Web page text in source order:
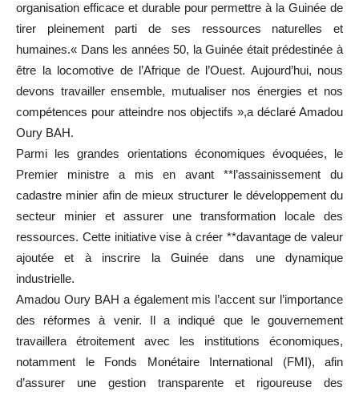
organisation efficace et durable pour permettre à la Guinée de
tirer pleinement parti de ses ressources naturelles et
humaines.« Dans les années 50, la Guinée était prédestinée à
être la locomotive de l’Afrique de l’Ouest. Aujourd’hui, nous
devons travailler ensemble, mutualiser nos énergies et nos
compétences pour atteindre nos objectifs »,a déclaré Amadou
Oury BAH.
Parmi les grandes orientations économiques évoquées, le
Premier ministre a mis en avant **l’assainissement du
cadastre minier afin de mieux structurer le développement du
secteur minier et assurer une transformation locale des
ressources. Cette initiative vise à créer **davantage de valeur
ajoutée et à inscrire la Guinée dans une dynamique
industrielle.
Amadou Oury BAH a également mis l’accent sur l’importance
des réformes à venir. Il a indiqué que le gouvernement
travaillera étroitement avec les institutions économiques,
notamment le Fonds Monétaire International (FMI), afin
d’assurer une gestion transparente et rigoureuse des